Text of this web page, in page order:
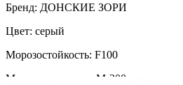
Бренд: ДОНСКИЕ ЗОРИ
Цвет: серый
Морозостойкость: F100
Марка прочности: М-200